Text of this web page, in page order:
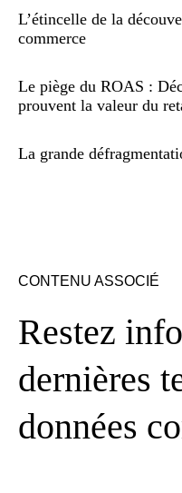
L’étincelle de la
commerce
Le piège du ROAS :
prouvent la valeur du
La grande
CONTENU ASSOCIÉ
Restez
dernières
données